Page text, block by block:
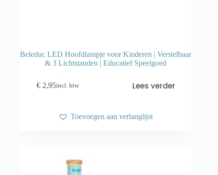
Beleduc LED Hoofdlampje voor Kinderen | Verstelbaar
& 3 Lichtstanden | Educatief Speelgoed
€ 2,95incl. btw Lees verder
Toevoegen aan verlanglijst